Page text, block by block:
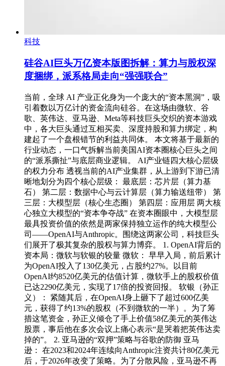
科技
硅谷AI巨头万亿资本版图拆解：算力与股权深
度捆绑，派系格局走向“强强联合”
当前，全球 AI 产业正化身为一个庞大的“资本黑洞”，吸
引着数以万亿计的资金流向硅谷。在这场由微软、谷
歌、英伟达、亚马逊、Meta等科技巨头交织的资本游戏
中，各大巨头通过互相买卖、深度持股和算力绑定，构
建起了一个盘根错节的利益共同体。 本文将基于最新的
行业动态，一口气拆解当前美国AI资本圈核心巨头之间
的“派系撕扯”与底层商业逻辑。 AI产业链四大核心层级
的权力分布 透视当前的AI产业集群，从上游到下游已清
晰地划分为四个核心层级： 最底层：芯片层（算力基
石） 第二层：数据中心与云计算层（算力输送纽带） 第
三层：大模型层（核心生态圈） 第四层：应用层 两大核
心独立大模型的“资本争夺战” 在资本圈眼中，大模型层
最具投资价值的依然是两家保持独立运作的纯大模型公
司——OpenAI与Anthropic。围绕这两家公司，科技巨头
们展开了极其复杂的股权与算力博弈。 1. OpenAI背后的
资本局：微软与软银的较量 微软： 早早入局，前后累计
为OpenAI投入了130亿美元，占股约27%。以目前
OpenAI约8520亿美元的估值计算，微软手上的股权价值
已达2290亿美元，实现了17倍的投资回报。 软银（孙正
义）： 紧随其后，在OpenAI身上砸下了超过600亿美
元，获得了约13%的股权（不到微软的一半）。为了筹
措这笔资金，孙正义倾仓了手上价值58亿美元的英伟达
股票，事后他在多次会议上痛心表示“是哭着把英伟达卖
掉的”。 2. 亚马逊的“双押”策略与谷歌的防御 亚马
逊： 在2023和2024年连续向Anthropic注资共计80亿美元
后，于2026年改变了策略。为了分散风险，亚马逊不再